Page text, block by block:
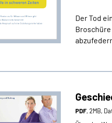
Der Tod
PDF, 2MB,